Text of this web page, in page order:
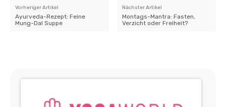
Vorheriger Artikel
Ayurveda-Rezept: Feine
Mung-Dal Suppe
Nächster Artikel
Montags-Mantra: Fasten,
Verzicht oder Freiheit?